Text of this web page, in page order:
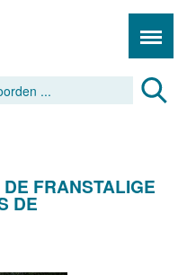
FRANSTALIGE
DE